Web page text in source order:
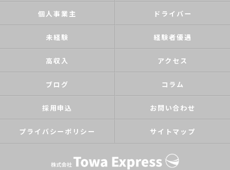
個人事業主 ドライバー
未経験 経験者優遇
高収入 アクセス
ブログ コラム
採用申込 お問い合わせ
プライバシーポリシー サイトマップ